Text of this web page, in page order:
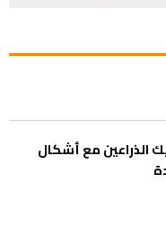
الذراعين مع أشكال